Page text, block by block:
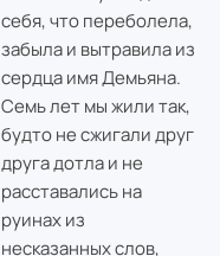
себя, что переболела,
забыла и вытравила из
сердца имя Демьяна.
Семь лет мы жили так,
будто не сжигали друг
друга дотла и не
расставались на
руинах из
несказанных слов,